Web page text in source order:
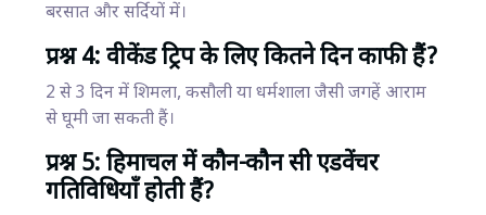
बरसात और सर्दियों में।
प्रश्न 4: वीकेंड ट्रिप के लिए कितने दिन काफी हैं?
2 से 3 दिन में शिमला, कसौली या धर्मशाला जैसी जगहें आराम
से घूमी जा सकती हैं।
प्रश्न 5: हिमाचल में कौन-कौन सी एडवेंचर
गतिविधियाँ होती हैं?